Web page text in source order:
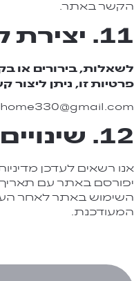
הקשר באתר.
11. יצירת קשר
לשאלות, בירורים או
פרטיות זו, ניתן
12. שינויים במדיניות
אנו רשאים לעדכן
יפורסם באתר עם
השימוש באתר לאחר
המעודכנת.